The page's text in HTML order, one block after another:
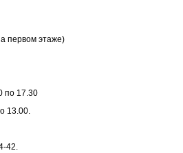
первом этаже)
по 17.30
13.00.
42.